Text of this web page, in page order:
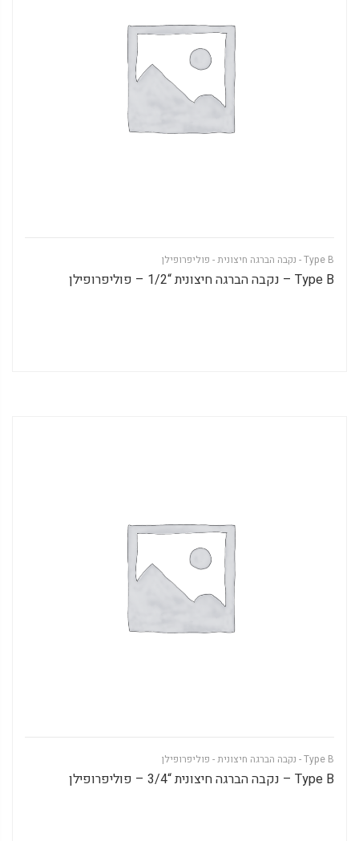
Type B - נקבה הברגה חיצונית - פוליפרופילן
Type B – נקבה הברגה חיצונית “1/2 – פוליפרופילן
Type B - נקבה הברגה חיצונית - פוליפרופילן
Type B – נקבה הברגה חיצונית “3/4 – פוליפרופילן